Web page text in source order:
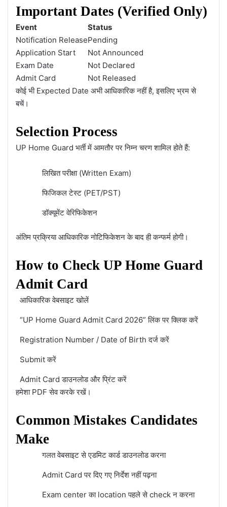
Important Dates (Verified Only)
Event
Status
Notification ReleasePending
Application Start
Not Announced
Exam Date
Not Declared
Admit Card
Not Released
कोई भी Expected Date अभी आधिकारिक नहीं है, इसलिए भ्रम से
बचें।
Selection Process
UP Home Guard भर्ती में आमतौर पर निम्न चरण शामिल होते हैं:
लिखित परीक्षा (Written Exam)
फिजिकल टेस्ट (PET/PST)
डॉक्यूमेंट वेरिफिकेशन
अंतिम प्रक्रिया आधिकारिक नोटिफिकेशन के बाद ही कन्फर्म होगी।
How to Check UP Home Guard
Admit Card
आधिकारिक वेबसाइट खोलें
“UP Home Guard Admit Card 2026” लिंक पर क्लिक करें
Registration Number / Date of Birth दर्ज करें
Submit करें
Admit Card डाउनलोड और प्रिंट करें
हमेशा PDF सेव करके रखें।
Common Mistakes Candidates
Make
गलत वेबसाइट से एडमिट कार्ड डाउनलोड करना
Admit Card पर दिए गए निर्देश नहीं पढ़ना
Exam center का location पहले से check न करना